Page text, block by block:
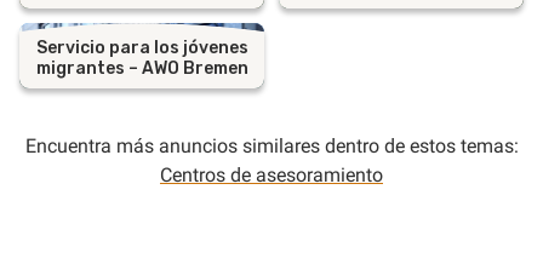
Servicio para los jóvenes
migrantes – AWO Bremen
Encuentra más anuncios similares dentro de estos temas:
Centros de asesoramiento